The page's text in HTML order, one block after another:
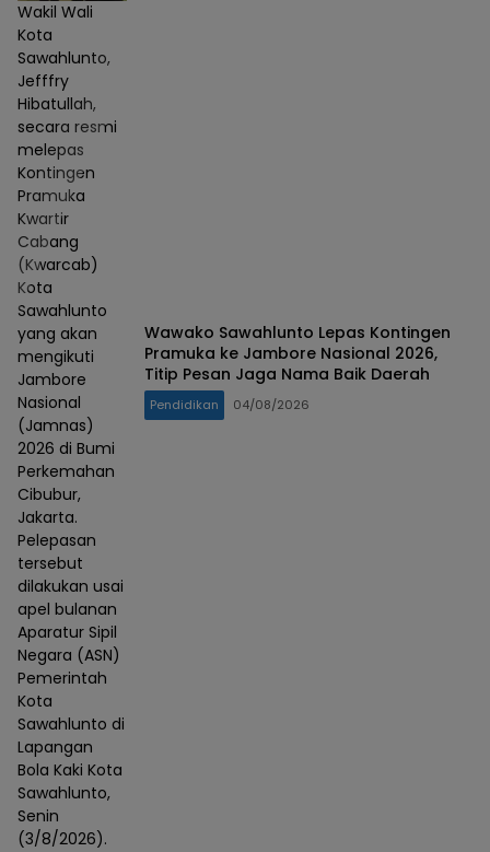
Wakil Wali
Kota
Sawahlunto,
Jefffry
Hibatullah,
secara resmi
melepas
Kontingen
Pramuka
Kwartir
Cabang
(Kwarcab)
Kota
Sawahlunto
yang akan
mengikuti
Jambore
Nasional
(Jamnas)
2026 di Bumi
Perkemahan
Cibubur,
Jakarta.
Pelepasan
tersebut
dilakukan usai
apel bulanan
Aparatur Sipil
Negara (ASN)
Pemerintah
Kota
Sawahlunto di
Lapangan
Bola Kaki Kota
Sawahlunto,
Senin
(3/8/2026).
Wawako Sawahlunto Lepas Kontingen
Pramuka ke Jambore Nasional 2026,
Titip Pesan Jaga Nama Baik Daerah
Pendidikan 04/08/2026